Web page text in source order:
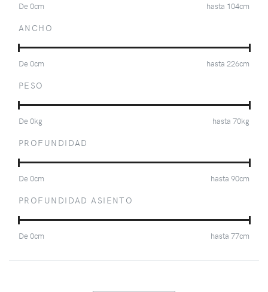
De0cm hasta 104cm
ANCHO
De0cm hasta 226cm
PESO
De0kg hasta 70kg
PROFUNDIDAD
De0cm hasta 90cm
PROFUNDIDAD ASIENTO
De0cm hasta 77cm